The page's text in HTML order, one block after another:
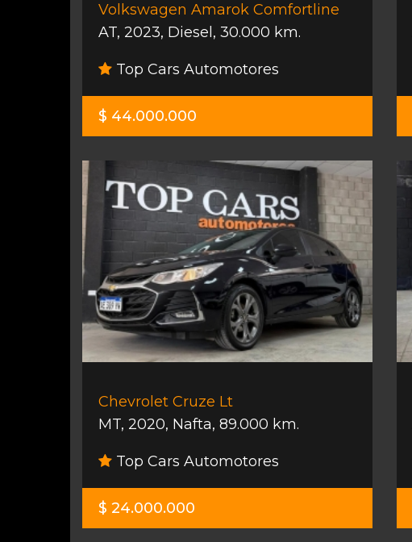
Volkswagen Amarok Comfortline
AT, 2023, Diesel , 30.000 km.
Top Cars Automotores
$ 44.000.000
Chevrolet Cruze Lt
MT, 2020, Nafta, 89.000 km.
Top Cars Automotores
$ 24.000.000